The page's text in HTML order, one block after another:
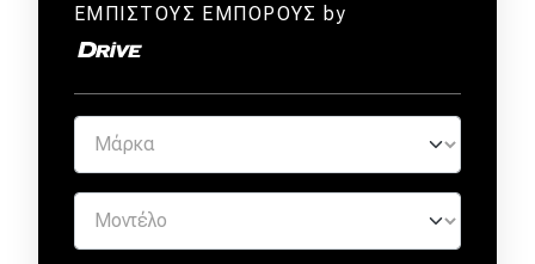
ΕΜΠΙΣΤΟΥΣ ΕΜΠΟΡΟΥΣ by